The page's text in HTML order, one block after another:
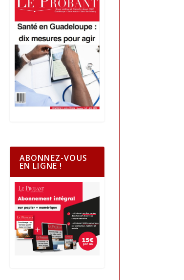
ABONNEZ-VOUS
EN LIGNE !